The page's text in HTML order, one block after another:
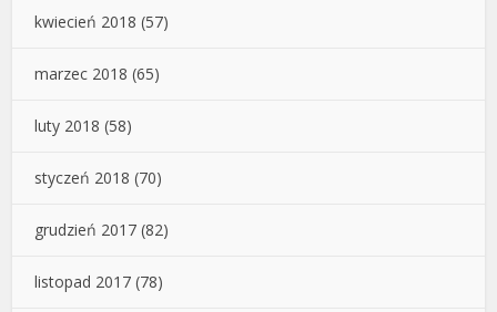
kwiecień 2018 (57)
marzec 2018 (65)
luty 2018 (58)
styczeń 2018 (70)
grudzień 2017 (82)
listopad 2017 (78)